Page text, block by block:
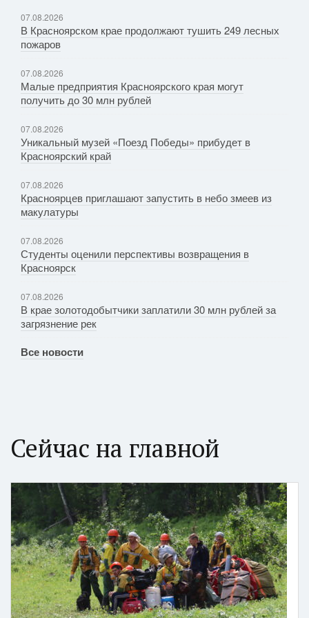
07.08.2026
В Красноярском крае продолжают тушить 249 лесных
пожаров
07.08.2026
Малые предприятия Красноярского края могут
получить до 30 млн рублей
07.08.2026
Уникальный музей «Поезд Победы» прибудет в
Красноярский край
07.08.2026
Красноярцев приглашают запустить в небо змеев из
макулатуры
07.08.2026
Студенты оценили перспективы возвращения в
Красноярск
07.08.2026
В крае золотодобытчики заплатили 30 млн рублей за
загрязнение рек
Все новости
Сейчас на главной